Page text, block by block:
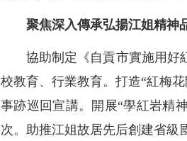
聚焦深入傳承弘揚江姐精神
協助制定《自貢市實施用好
校教育、行業教育。打造“紅梅
事跡巡回宣講。開展“學紅岩精
次。助推江姐故居先后創建省級